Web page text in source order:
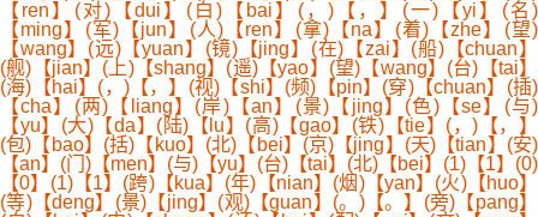
【ren】(对)【dui】(白)【bai】(，)【，】(一)【yi】(名)
【ming】(军)【jun】(人)【ren】(拿)【na】(着)【zhe】(望)
【wang】(远)【yuan】(镜)【jing】(在)【zai】(船)【chuan】
(舰)【jian】(上)【shang】(遥)【yao】(望)【wang】(台)【tai】
(海)【hai】(，)【，】(视)【shi】(频)【pin】(穿)【chuan】(插)
【cha】(两)【liang】(岸)【an】(景)【jing】(色)【se】(与)
【yu】(大)【da】(陆)【lu】(高)【gao】(铁)【tie】(，)【，】
(包)【bao】(括)【kuo】(北)【bei】(京)【jing】(天)【tian】(安)
【an】(门)【men】(与)【yu】(台)【tai】(北)【bei】(1)【1】(0)
【0】(1)【1】(跨)【kua】(年)【nian】(烟)【yan】(火)【huo】
(等)【deng】(景)【jing】(观)【guan】(。)【。】(旁)【pang】